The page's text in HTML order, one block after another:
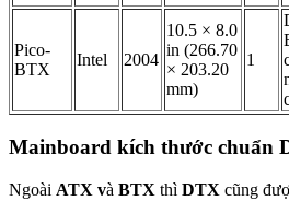
Pico-
BTX
Intel 2004
10.5 × 8.0
in (266.70
× 203.20
mm)
1
Mainboard kích thước chuẩn
Ngoài ATX và BTX thì DTX cũng